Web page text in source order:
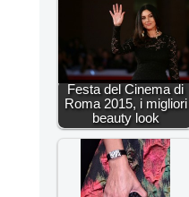
Festa del Cinema di
Roma 2015, i migliori
beauty look